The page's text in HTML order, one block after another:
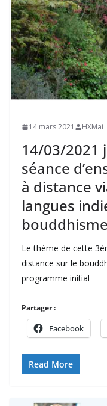
14 mars 2021 HXMai
14/03/2021
séance
à distance
langues
Le thème de cette
distance sur le
programme initial
Partager :
Facebook
Read More